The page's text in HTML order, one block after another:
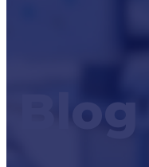
Blog